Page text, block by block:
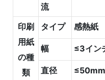
流
印刷
用紙
の種
類
タイプ 感熱紙
幅 ≤3イン
直径 ≤50mm